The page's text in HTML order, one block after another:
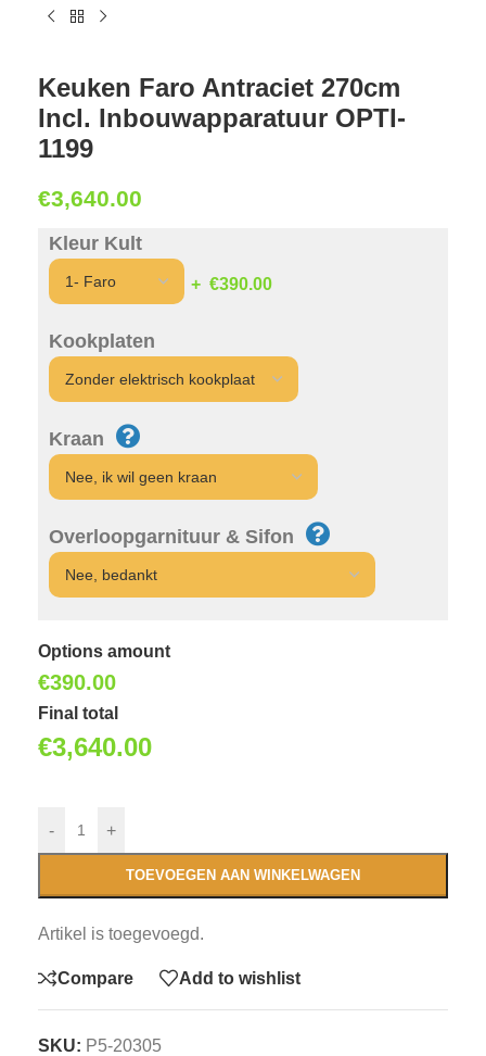
Keuken Faro Antraciet 270cm
Incl. Inbouwapparatuur OPTI-
1199
€3,640.00
Kleur Kult
€390.00
Kookplaten
Kraan
Overloopgarnituur & Sifon
Options amount
€390.00
Final total
€3,640.00
- +
TOEVOEGEN AAN WINKELWAGEN
Artikel is toegevoegd.
Compare Add to wishlist
SKU: P5-20305